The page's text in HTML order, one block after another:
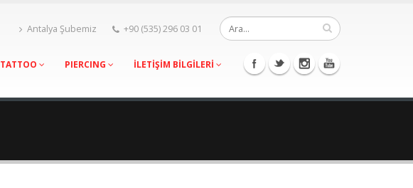
Antalya Şubemiz +90 (535) 296 03 01
TATTOO PIERCING İLETİŞİM BİLGİLERİ